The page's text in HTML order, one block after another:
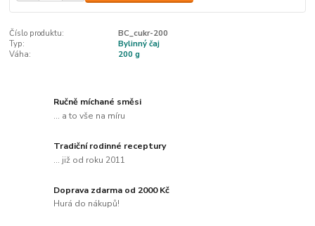
Číslo produktu:
BC_cukr-200
Typ:
Bylinný čaj
Váha:
200 g
Ručně míchané směsi
... a to vše na míru
Tradiční rodinné receptury
... již od roku 2011
Doprava zdarma od 2000 Kč
Hurá do nákupů!